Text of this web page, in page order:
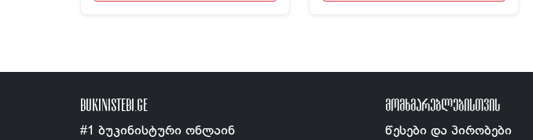
BUKINISTEBI.GE
#1 ბუკინისტური ონლაინ
ᲛᲝᲛᲮᲛᲐᲠᲔᲑᲚᲔᲑᲘᲡᲗᲕᲘᲡ
წესები და პირობები